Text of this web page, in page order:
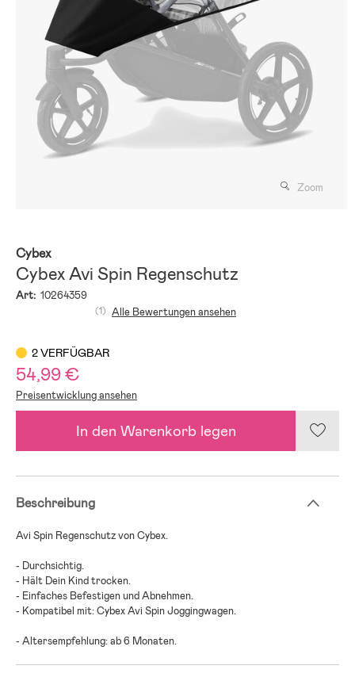
Zoom
Cybex
Cybex Avi Spin Regenschutz
Art: 10264359
(1) Alle Bewertungen ansehen
2 VERFÜGBAR
54,99 €
Preisentwicklung ansehen
In den Warenkorb legen
Beschreibung
Avi Spin Regenschutz von Cybex.
- Durchsichtig.
- Hält Dein Kind trocken.
- Einfaches Befestigen und Abnehmen.
- Kompatibel mit: Cybex Avi Spin Joggingwagen.
- Altersempfehlung: ab 6 Monaten.